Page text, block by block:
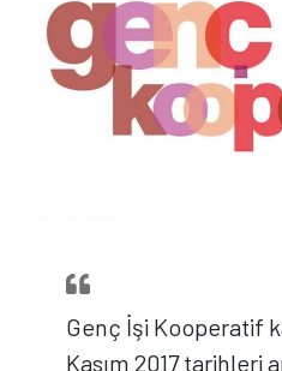
Genç İşi Kooperatif
Kasım 2017 tarihleri